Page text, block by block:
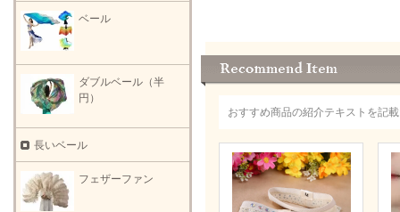
おすすめ商品の紹介テキストを記
ベール
ダブルベール（半
円）
長いベール
フェザーファン